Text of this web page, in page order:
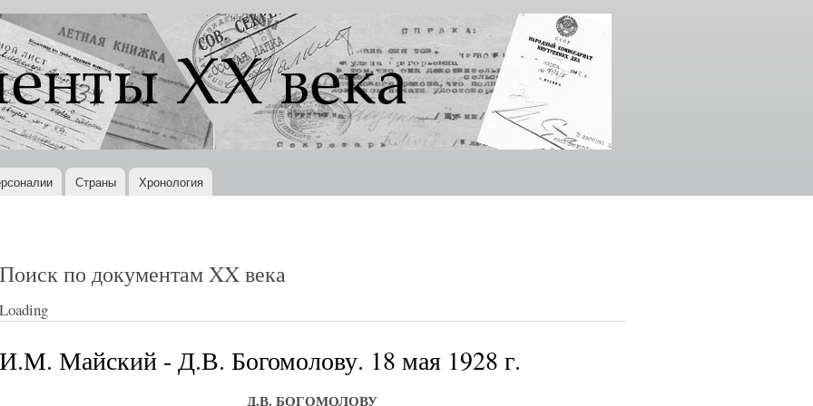
Перейти к
основному
содержанию
Страны Хронология
Поиск по документам XX века
Loading
И.М. Майский - Д.В. Богомолову. 18 мая 1928 г.
Д.В. БОГОМОЛОВУ